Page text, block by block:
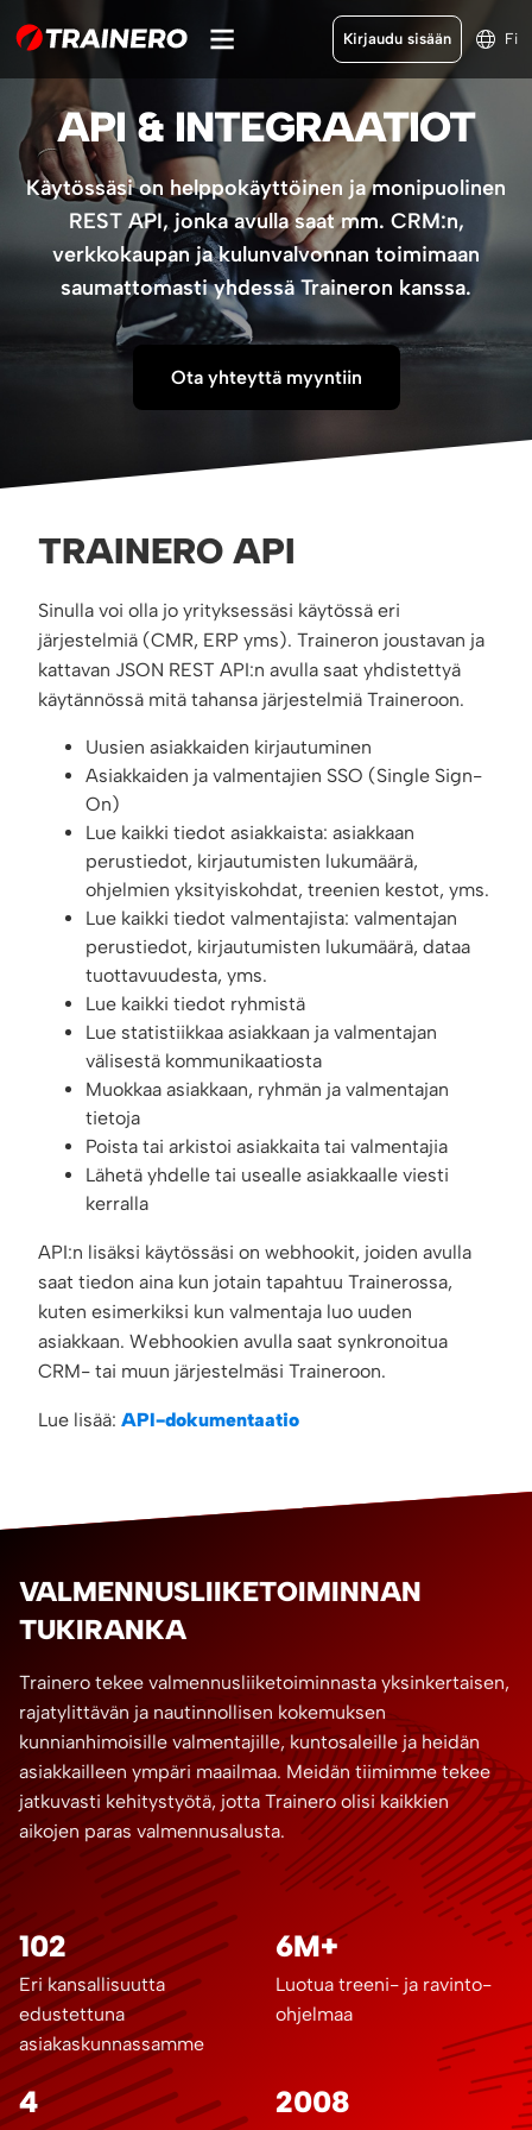
Kirjaudu sisään Fi
API & INTEGRAATIOT
Käytössäsi on helppokäyttöinen ja monipuolinen
REST API, jonka avulla saat mm. CRM:n,
verkkokaupan ja kulunvalvonnan toimimaan
saumattomasti yhdessä Traineron kanssa.
Ota yhteyttä myyntiin
TRAINERO API
Sinulla voi olla jo yrityksessäsi käytössä eri
järjestelmiä (CMR, ERP yms). Traineron joustavan ja
kattavan JSON REST API:n avulla saat yhdistettyä
käytännössä mitä tahansa järjestelmiä Traineroon.
Uusien asiakkaiden kirjautuminen
Asiakkaiden ja valmentajien SSO (Single Sign-
On)
Lue kaikki tiedot asiakkaista: asiakkaan
perustiedot, kirjautumisten lukumäärä,
ohjelmien yksityiskohdat, treenien kestot, yms.
Lue kaikki tiedot valmentajista: valmentajan
perustiedot, kirjautumisten lukumäärä, dataa
tuottavuudesta, yms.
Lue kaikki tiedot ryhmistä
Lue statistiikkaa asiakkaan ja valmentajan
välisestä kommunikaatiosta
Muokkaa asiakkaan, ryhmän ja valmentajan
tietoja
Poista tai arkistoi asiakkaita tai valmentajia
Lähetä yhdelle tai usealle asiakkaalle viesti
kerralla
API:n lisäksi käytössäsi on webhookit, joiden avulla
saat tiedon aina kun jotain tapahtuu Trainerossa,
kuten esimerkiksi kun valmentaja luo uuden
asiakkaan. Webhookien avulla saat synkronoitua
CRM- tai muun järjestelmäsi Traineroon.
Lue lisää: API-dokumentaatio
VALMENNUSLIIKETOIMINNAN
TUKIRANKA
Trainero tekee valmennusliiketoiminnasta yksinkertaisen,
rajatylittävän ja nautinnollisen kokemuksen
kunnianhimoisille valmentajille, kuntosaleille ja heidän
asiakkailleen ympäri maailmaa. Meidän tiimimme tekee
jatkuvasti kehitystyötä, jotta Trainero olisi kaikkien
aikojen paras valmennusalusta.
102
Eri kansallisuutta
edustettuna
asiakaskunnassamme
6M+
Luotua treeni- ja ravinto-
ohjelmaa
4 2008